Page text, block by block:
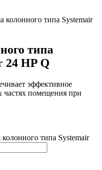
колонного типа Systemair
типа
24 HP Q
эффективное
частях помещения при
типа Systemair